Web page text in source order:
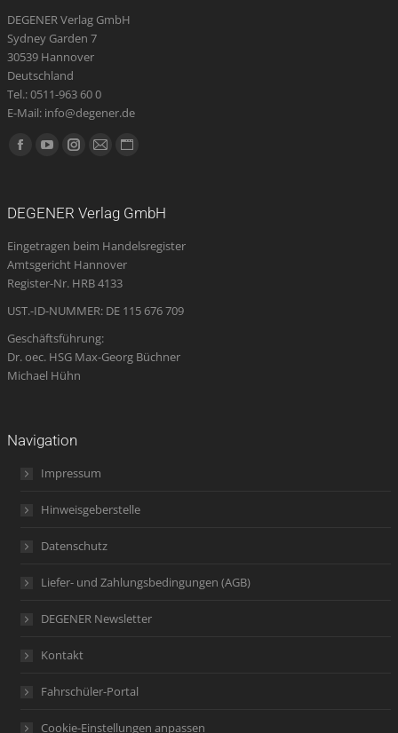
DEGENER Verlag GmbH
Sydney Garden 7
30539 Hannover
Deutschland
Tel.: 0511-963 60 0
E-Mail: info@degener.de
Finden Sie uns auf:
Facebook
new
window
YouTube
new
window
Instagram
new
window
E-
opens
in
new
Website
new
DEGENER Verlag GmbH
Eingetragen beim Handelsregister
Amtsgericht Hannover
Register-Nr. HRB 4133
UST.-ID-NUMMER: DE 115 676 709
Geschäftsführung:
Dr. oec. HSG Max-Georg Büchner
Michael Hühn
Navigation
Impressum
Hinweisgeberstelle
Datenschutz
Liefer- und Zahlungsbedingungen (AGB)
DEGENER Newsletter
Kontakt
Fahrschüler-Portal
Cookie-Einstellungen anpassen